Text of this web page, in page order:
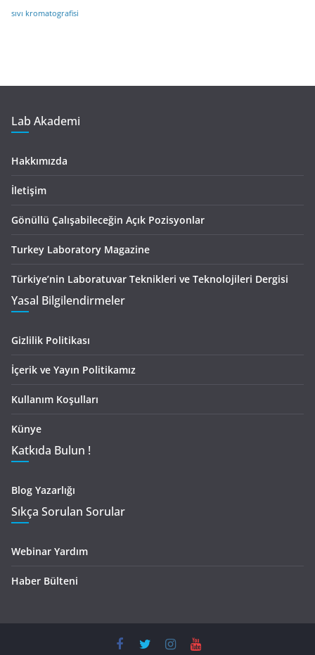
sıvı kromatografisi
Lab Akademi
Hakkımızda
İletişim
Gönüllü Çalışabileceğin Açık Pozisyonlar
Turkey Laboratory Magazine
Türkiye’nin Laboratuvar Teknikleri ve Teknolojileri Dergisi
Yasal Bilgilendirmeler
Gizlilik Politikası
İçerik ve Yayın Politikamız
Kullanım Koşulları
Künye
Katkıda Bulun !
Blog Yazarlığı
Sıkça Sorulan Sorular
Webinar Yardım
Haber Bülteni